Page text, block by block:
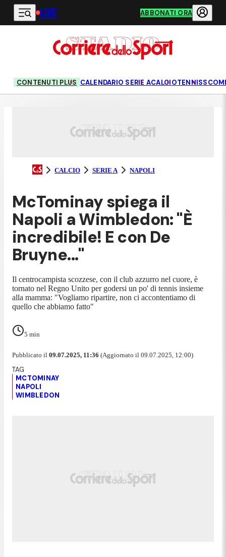
Vai al contenuto principale
LIVE ABBONATI ORA
CONTENUTI PLUS CALENDARIO SERIE ACALCIOTENNIS
CALCIO SERIE A NAPOLI
McTominay spiega il
Napoli a Wimbledon: "È
incredibile! E con De
Bruyne..."
Il centrocampista scozzese, con il club azzurro nel cuore, è
tornato nel Regno Unito per godersi un po' di tennis insieme
alla mamma: "Vogliamo ripartire, non ci accontentiamo di
quello che abbiamo fatto"
5 min
Pubblicato il 09.07.2025, 11:36 (Aggiornato il 09.07.2025, 12:00)
MCTOMINAY
NAPOLI
WIMBLEDON